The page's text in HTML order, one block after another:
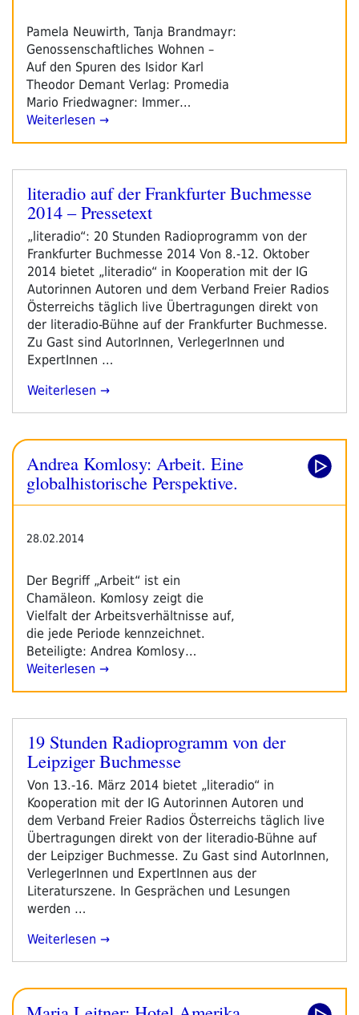
Pamela Neuwirth, Tanja Brandmayr:
Genossenschaftliches Wohnen –
Auf den Spuren des Isidor Karl
Theodor Demant Verlag: Promedia
Mario Friedwagner: Immer…
Weiterlesen →
Veröffentlicht
am
literadio auf der Frankfurter Buchmesse
2014 – Pressetext
„literadio“: 20 Stunden Radioprogramm von der
Frankfurter Buchmesse 2014 Von 8.-12. Oktober
2014 bietet „literadio“ in Kooperation mit der IG
Autorinnen Autoren und dem Verband Freier Radios
Österreichs täglich live Übertragungen direkt von
der literadio-Bühne auf der Frankfurter Buchmesse.
Zu Gast sind AutorInnen, VerlegerInnen und
ExpertInnen …
„literadio
Frankfurter
Buchmesse
2014
–
Weiterlesen
Andrea Komlosy: Arbeit. Eine
globalhistorische Perspektive.
28.02.2014
Der Begriff „Arbeit“ ist ein
Chamäleon. Komlosy zeigt die
Vielfalt der Arbeitsverhältnisse auf,
die jede Periode kennzeichnet.
Beteiligte: Andrea Komlosy…
Weiterlesen →
Veröffentlicht
am
19 Stunden Radioprogramm von der
Leipziger Buchmesse
Von 13.-16. März 2014 bietet „literadio“ in
Kooperation mit der IG Autorinnen Autoren und
dem Verband Freier Radios Österreichs täglich live
Übertragungen direkt von der literadio-Bühne auf
der Leipziger Buchmesse. Zu Gast sind AutorInnen,
VerlegerInnen und ExpertInnen aus der
Literaturszene. In Gesprächen und Lesungen
werden …
„19
Von
Der
Weiterlesen